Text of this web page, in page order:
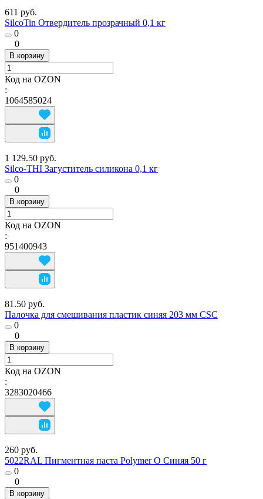
611 руб.
SilcoTin Отвердитель прозрачный 0,1 кг
0
0
В корзину
Код на OZON
:
1064585024
1 129.50 руб.
Silco-THI Загуститель силикона 0,1 кг
0
0
В корзину
Код на OZON
:
951400943
81.50 руб.
Палочка для смешивания пластик синяя 203 мм CSC
0
0
В корзину
Код на OZON
:
3283020466
260 руб.
5022RAL Пигментная паста Polymer O Синяя 50 г
0
0
В корзину